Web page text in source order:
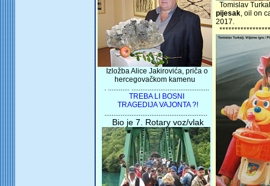
Izložba Alice Jakirovića, priča o
hercegovačkom kamenu
. ............ ...........................................
TREBA LI BOSNI
TRAGEDIJA VAJONTA ?!
.........................................................
Bio je 7. Rotary voz/vlak
Tomislav
pijesak, oil on
2017.